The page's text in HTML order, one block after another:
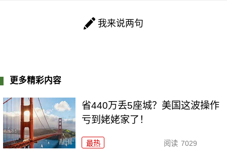
我来说两句
更多精彩内容
省440万丢5座城？美国这波操作
亏到姥姥家了！
最热 阅读 7029